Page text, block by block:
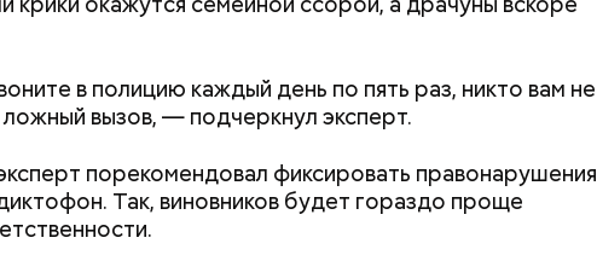
в полицию каждый день по пять раз, никто вам не
вызов, — подчеркнул эксперт.
порекомендовал фиксировать правонарушения
Так, виновников будет гораздо проще
кабачков